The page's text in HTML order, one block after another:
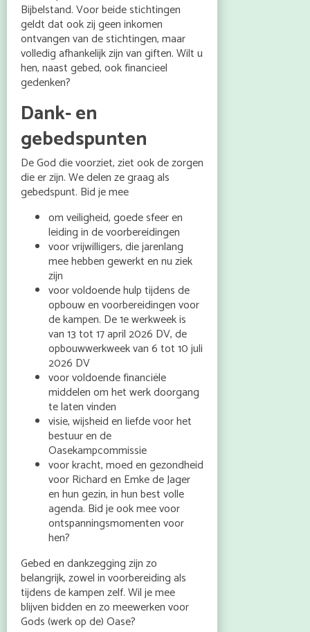
Bijbelstand. Voor beide stichtingen
geldt dat ook zij geen inkomen
ontvangen van de stichtingen, maar
volledig afhankelijk zijn van giften. Wilt u
hen, naast gebed, ook financieel
gedenken?
Dank- en
gebedspunten
De God die voorziet, ziet ook de zorgen
die er zijn. We delen ze graag als
gebedspunt. Bid je mee
om veiligheid, goede sfeer en
leiding in de voorbereidingen
voor vrijwilligers, die jarenlang
mee hebben gewerkt en nu ziek
zijn
voor voldoende hulp tijdens de
opbouw en voorbereidingen voor
de kampen. De 1e werkweek is
van 13 tot 17 april 2026 DV, de
opbouwwerkweek van 6 tot 10 juli
2026 DV
voor voldoende financiële
middelen om het werk doorgang
te laten vinden
visie, wijsheid en liefde voor het
bestuur en de
Oasekampcommissie
voor kracht, moed en gezondheid
voor Richard en Emke de Jager
en hun gezin, in hun best volle
agenda. Bid je ook mee voor
ontspanningsmomenten voor
hen?
Gebed en dankzegging zijn zo
belangrijk, zowel in voorbereiding als
tijdens de kampen zelf. Wil je mee
blijven bidden en zo meewerken voor
Gods (werk op de) Oase?